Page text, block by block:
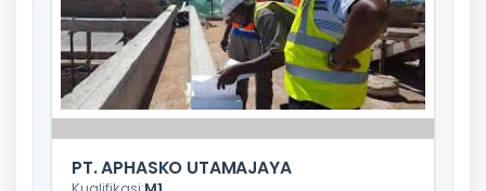
PT. APHASKO UTAMAJAYA